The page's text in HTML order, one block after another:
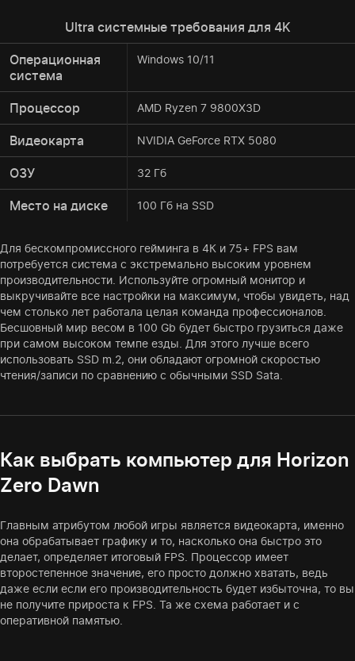
Ultra системные требования для 4K
Операционная
система
Windows 10/11
Процессор AMD Ryzen 7 9800X3D
Видеокарта NVIDIA GeForce RTX 5080
ОЗУ 32 Гб
Место на диске 100 Гб на SSD
Для бескомпромиссного гейминга в 4К и 75+ FPS вам
потребуется система с экстремально высоким уровнем
производительности. Используйте огромный монитор и
выкручивайте все настройки на максимум, чтобы увидеть, над
чем столько лет работала целая команда профессионалов.
Бесшовный мир весом в 100 Gb будет быстро грузиться даже
при самом высоком темпе езды. Для этого лучше всего
использовать SSD m.2, они обладают огромной скоростью
чтения/записи по сравнению с обычными SSD Sata.
Как выбрать компьютер для Horizon
Zero Dawn
Главным атрибутом любой игры является видеокарта, именно
она обрабатывает графику и то, насколько она быстро это
делает, определяет итоговый FPS. Процессор имеет
второстепенное значение, его просто должно хватать, ведь
даже если если его производительность будет избыточна, то вы
не получите прироста к FPS. Та же схема работает и с
оперативной памятью.